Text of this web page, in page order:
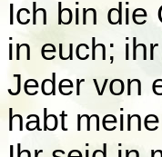
Ich bin die
in euch;
Jeder von
habt